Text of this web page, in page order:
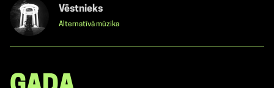
Vēstnieks
Alternatīvā mūzika